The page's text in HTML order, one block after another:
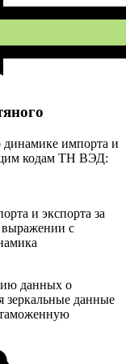
динамике импорта и
кодам ТН ВЭД:
и экспорта за
с
данных о
зеркальные данные